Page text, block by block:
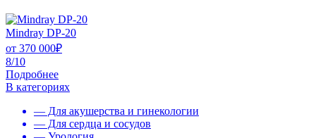
Mindray DP-20
от 370 000₽
8/10
Подробнее
В категориях
— Для акушерства и гинекологии
— Для сердца и сосудов